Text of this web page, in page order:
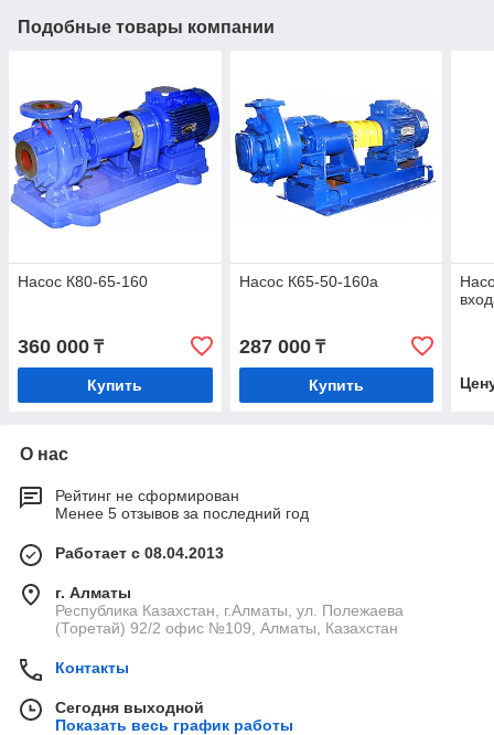
Подобные товары компании
Насос К80-65-160
360 000 ₸
Купить
Насос К65-50-160а
287 000₸
Купить
О нас
Рейтинг не сформирован
Менее 5 отзывов за последний год
Работает с 08.04.2013
г. Алматы
Республика Казахстан, г.Алматы, ул. Полежаева
(Торетай) 92/2 офис №109, Алматы, Казахстан
Контакты
Сегодня выходной
Показать весь график работы